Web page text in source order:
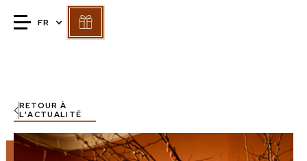
FR
RETOUR À
L'ACTUALITÉ